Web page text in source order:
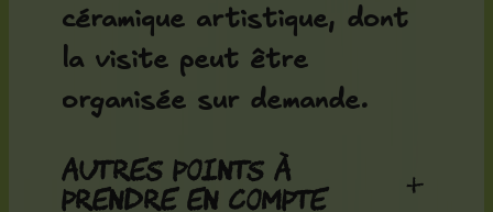
céramique artistique, dont
la visite peut être
organisée sur demande.
Autres points à
prendre en compte
+